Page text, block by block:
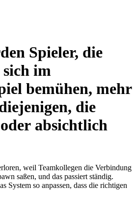
Spieler, die
im
bemühen, mehr
die
absichtlich
weil Teamkollegen die Verbindung
saßen, und das passiert ständig.
System so anpassen, dass die richtigen